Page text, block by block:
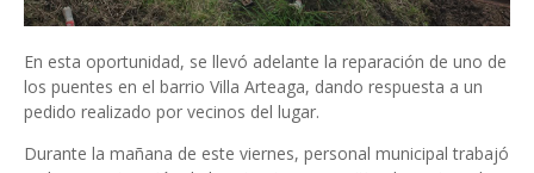
En esta oportunidad, se llevó adelante la reparación de uno de
los puentes en el barrio Villa Arteaga, dando respuesta a un
pedido realizado por vecinos del lugar.
Durante la mañana de este viernes, personal municipal trabajó